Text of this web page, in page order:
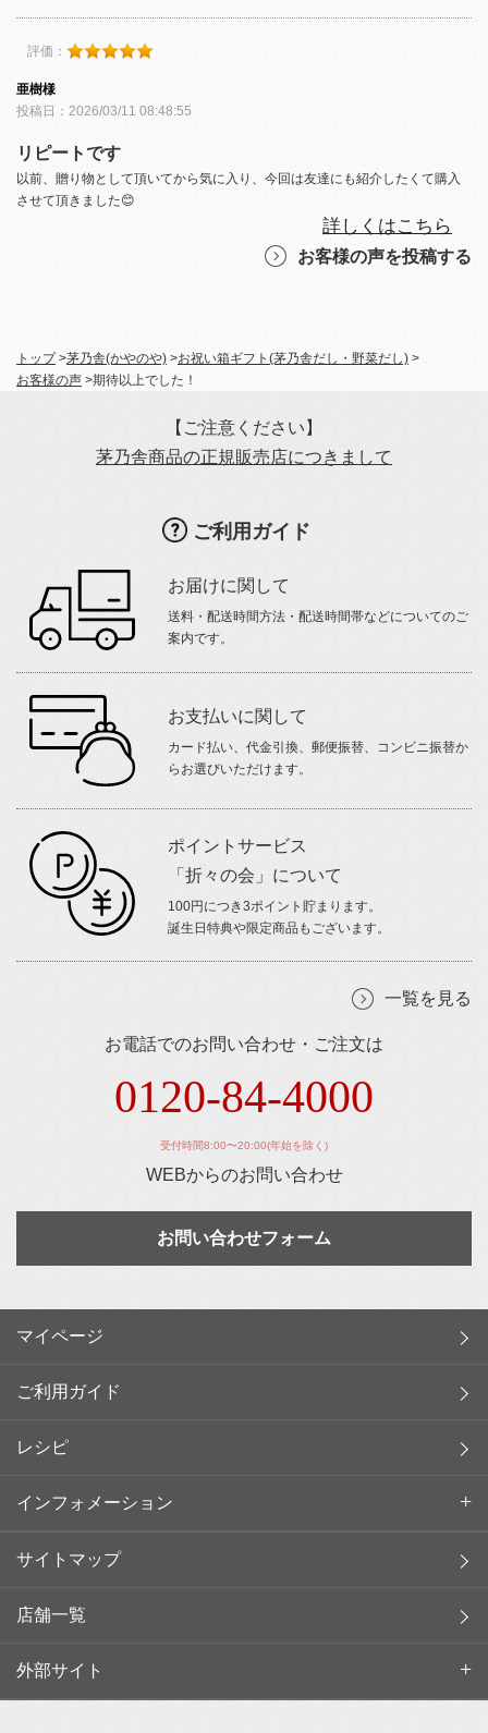
評価：
亜樹様
投稿日：2026/03/11 08:48:55
リピートです
以前、贈り物として頂いてから気に入り、今回は友達にも紹介したくて購入
させて頂きました😊
詳しくはこちら
お客様の声を投稿する
トップ>茅乃舎(かやのや) >お祝い箱ギフト(茅乃舎だし・野菜だし) >
お客様の声 >期待以上でした！
【ご注意ください】
茅乃舎商品の正規販売店につきまして
ご利用ガイド
お届けに関して
送料・配送時間方法・配送時間帯などについてのご
案内です。
お支払いに関して
カード払い、代金引換、郵便振替、コンビニ振替か
らお選びいただけます。
ポイントサービス
「折々の会」について
100円につき3ポイント貯まります。
誕生日特典や限定商品もございます。
一覧を見る
お電話でのお問い合わせ・ご注文は
0120-84-4000
受付時間8:00〜20:00(年始を除く)
WEBからのお問い合わせ
お問い合わせフォーム
マイページ
ご利用ガイド
レシピ
インフォメーション
サイトマップ
店舗一覧
外部サイト